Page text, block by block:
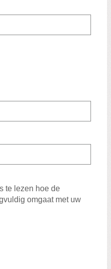
te lezen hoe de
omgaat met uw